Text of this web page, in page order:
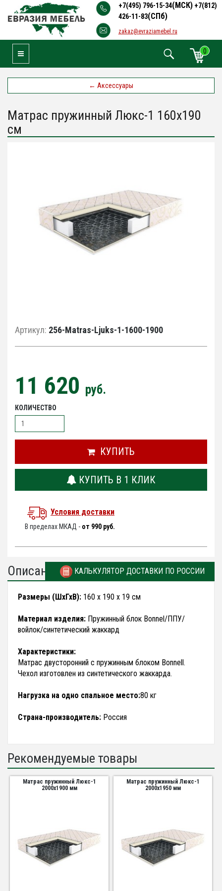
+7(495) 796-15-34(МСК) +7(812)
426-11-83(СПб)
zakaz@evraziamebel.ru
0
Toggle Navigation
← Аксессуары
Матрас пружинный Люкс-1 160х190
см
Артикул: 256-Matras-Ljuks-1-1600-1900
11 620 руб.
КОЛИЧЕСТВО
КУПИТЬ
КУПИТЬ В 1 КЛИК
Условия доставки
В пределах МКАД - от 990 руб.
Описание КАЛЬКУЛЯТОР ДОСТАВКИ ПО РОССИИ
Размеры (ШхГхВ): 160 х 190 х 19 см
Материал изделия: Пружинный блок Bonnel/ППУ/
войлок/синтетический жаккард
Характеристики:
Матрас двусторонний с пружинным блоком Bonnell.
Чехол изготовлен из синтетического жаккарда.
Нагрузка на одно спальное место:80 кг
Страна-производитель: Россия
Рекомендуемые товары
Матрас пружинный Люкс-1
2000х1900 мм
Матрас пружинный Люкс-1
2000х1950 мм